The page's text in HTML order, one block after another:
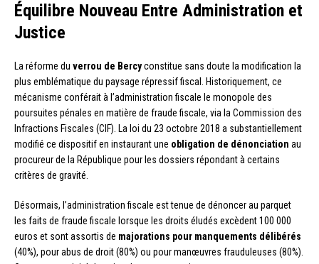
Équilibre Nouveau Entre Administration et
Justice
La réforme du verrou de Bercyconstitue sans doute la modification la
plus emblématique du paysage répressif fiscal. Historiquement, ce
mécanisme conférait à l’administration fiscale le monopole des
poursuites pénales en matière de fraude fiscale, via la Commission des
Infractions Fiscales (CIF). La loi du 23 octobre 2018 a substantiellement
modifié ce dispositif en instaurant une obligation de dénonciation au
procureur de la République pour les dossiers répondant à certains
critères de gravité.
Désormais, l’administration fiscale est tenue de dénoncer au parquet
les faits de fraude fiscale lorsque les droits éludés excèdent 100 000
euros et sont assortis de majorations pour manquements délibérés
(40%), pour abus de droit (80%) ou pour manœuvres frauduleuses (80%).